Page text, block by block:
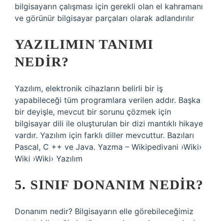
bilgisayarın çalışması için gerekli olan el kahramanı
ve görünür bilgisayar parçaları olarak adlandırılır
YAZILIMIN TANIMI
NEDIR?
Yazılım, elektronik cihazların belirli bir iş
yapabileceği tüm programlara verilen addır. Başka
bir deyişle, mevcut bir sorunu çözmek için
bilgisayar dili ile oluşturulan bir dizi mantıklı hikaye
vardır. Yazılım için farklı diller mevcuttur. Bazıları
Pascal, C ++ ve Java. Yazma – Wikipedivani ›Wiki›
Wiki ›Wiki› Yazılım
5. SINIF DONANIM NEDIR?
Donanım nedir? Bilgisayarın elle görebileceğimiz